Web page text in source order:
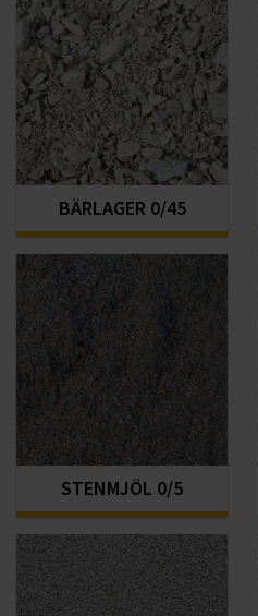
BÄRLAGER 0/45
STENMJÖL 0/5